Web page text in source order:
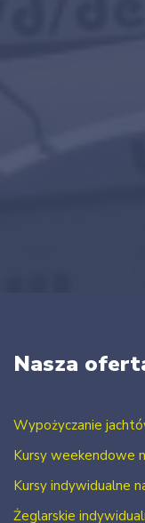
Nasza
Wypożyczanie
Kursy weekendowe
Kursy indywidualne
Żeglarskie